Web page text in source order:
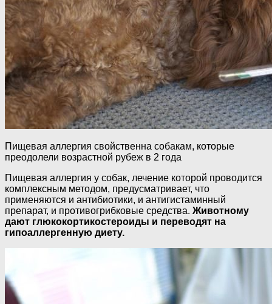
Пищевая аллергия свойственна собакам, которые
преодолели возрастной рубеж в 2 года
Пищевая аллергия у собак, лечение которой проводится
комплексным методом, предусматривает, что
применяются и антибиотики, и антигистаминный
препарат, и противогрибковые средства. Животному
дают глюкокортикостероиды и переводят на
гипоаллергенную диету.